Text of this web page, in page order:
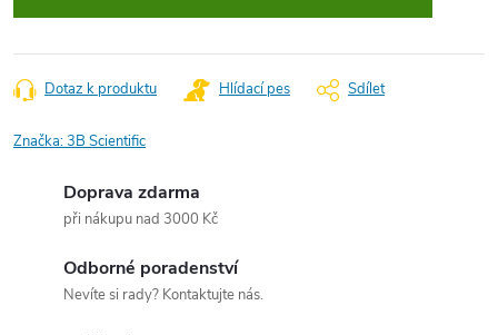
Dotaz k produktu Hlídací pes Sdílet
Značka:3B Scientific
Doprava zdarma
při nákupu nad 3000 Kč
Odborné poradenství
Nevíte si rady? Kontaktujte nás.